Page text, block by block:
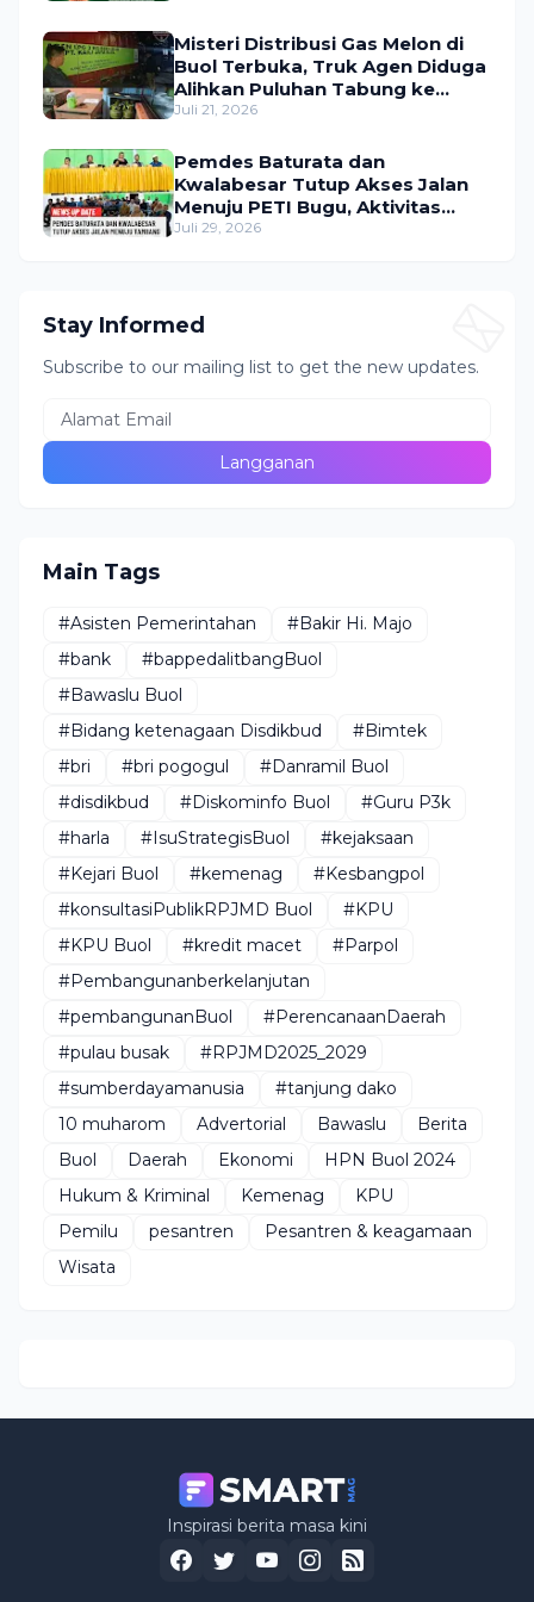
Misteri Distribusi Gas Melon di
Buol Terbuka, Truk Agen Diduga
Alihkan Puluhan Tabung ke
Lokasi Tak Resmi
Juli 21, 2026
Pemdes Baturata dan
Kwalabesar Tutup Akses Jalan
Menuju PETI Bugu, Aktivitas
Tambang Diduga Masih
Juli 29, 2026
Stay Informed
Subscribe to our mailing list to get the new updates.
Main Tags
#Asisten Pemerintahan
#Bakir Hi. Majo
#bank
#bappedalitbangBuol
#Bawaslu Buol
#Bidang ketenagaan Disdikbud
#Bimtek
#bri
#bri pogogul
#Danramil Buol
#disdikbud
#Diskominfo Buol
#Guru P3k
#harla
#IsuStrategisBuol
#kejaksaan
#Kejari Buol
#kemenag
#Kesbangpol
#konsultasiPublikRPJMD Buol
#KPU
#KPU Buol
#kredit macet
#Parpol
#Pembangunanberkelanjutan
#pembangunanBuol
#PerencanaanDaerah
#pulau busak
#RPJMD2025_2029
#sumberdayamanusia
#tanjung dako
10 muharom
Advertorial Bawaslu
Berita
Buol
Daerah Ekonomi
HPN Buol 2024
Hukum & Kriminal
Kemenag
KPU
Pemilu
pesantren
Pesantren & keagamaan
Wisata
Inspirasi berita masa kini